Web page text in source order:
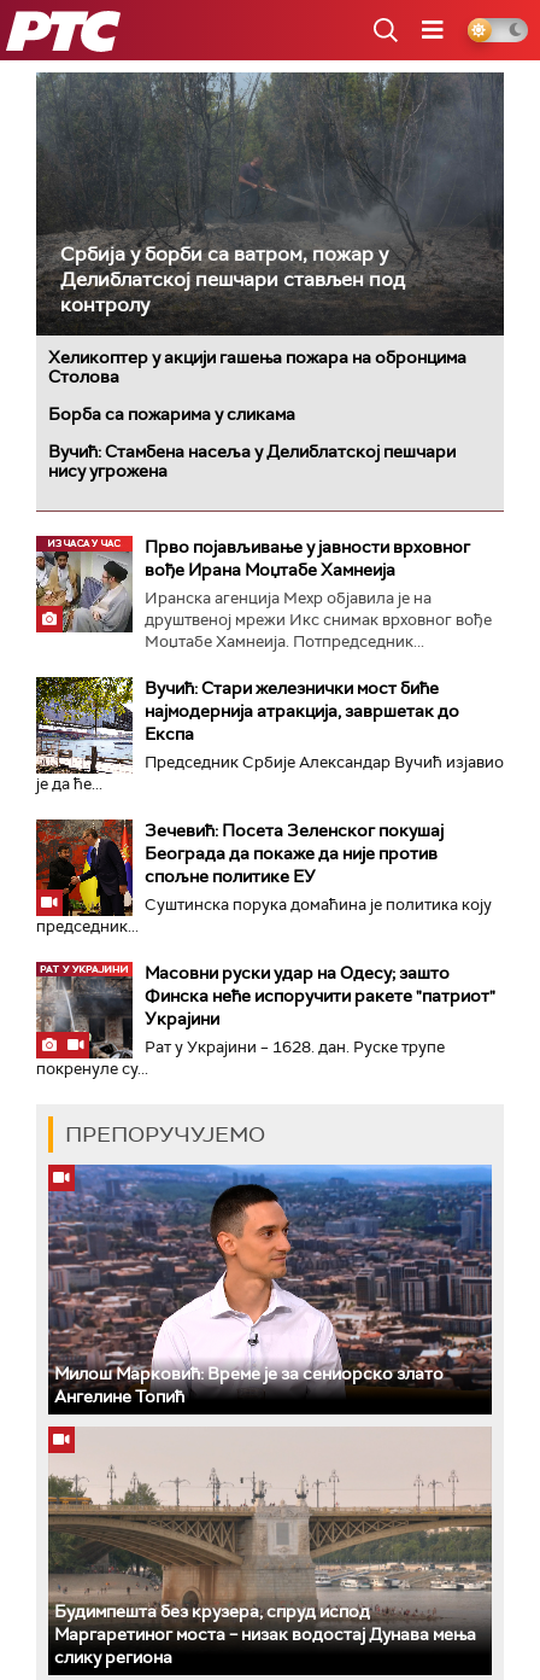
РТС
Србија у борби са ватром, пожар у
Делиблатској пешчари стављен под
контролу
Хеликоптер у акцији гашења пожара на обронцима
Столова
Борба са пожарима у сликама
Вучић: Стамбена насеља у Делиблатској пешчари
нису угрожена
Прво појављивање у јавности врховног
вође Ирана Моџтабe Хамнеија
Иранска агенција Мехр објавила је на
друштвеној мрежи Икс снимак врховног вође
Моџтабе Хамнеија. Потпредседник...
Вучић: Стари железнички мост биће
најмодернија атракција, завршетак до
Експа
Председник Србије Александар Вучић изјавио
је да ће...
Зечевић: Посета Зеленског покушај
Београда да покаже да није против
спољне политике ЕУ
Суштинска порука домаћина је политика коју
председник...
Масовни руски удар на Одесу; зашто
Финска неће испоручити ракете "патриот"
Украјини
Рат у Украјини – 1628. дан. Руске трупе
покренуле су...
ПРЕПОРУЧУЈЕМО
Милош Марковић: Време је за сениорско злато
Ангелине Топић
Будимпешта без крузера, спруд испод
Маргаретиног моста – низак водостај Дунава мења
слику региона